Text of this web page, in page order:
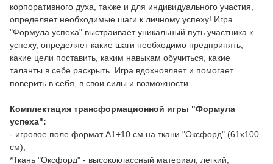
корпоративного духа, также и для индивидуального участия,
определяет необходимые шаги к личному успеху! Игра
"Формула успеха" выстраивает уникальный путь участника к
успеху, определяет какие шаги необходимо предпринять,
какие цели поставить, каким навыкам обучиться, какие
таланты в себе раскрыть. Игра вдохновляет и помогает
поверить в себя, в свои силы и возможности.
Комплектация трансформационной игры "Формула
успеха":
- игровое поле формат А1+10 см на ткани "Оксфорд" (61х100
см);
*Ткань "Оксфорд" - высококлассный материал, легкий,